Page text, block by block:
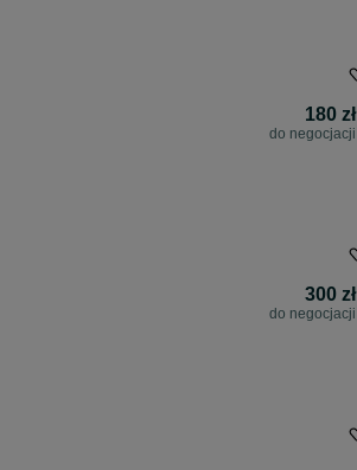
180 zł
do negocjacji
300 zł
do negocjacji